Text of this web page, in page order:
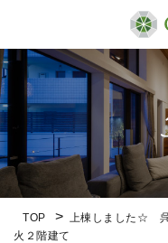
TOP
上棟しました☆
火２階建て